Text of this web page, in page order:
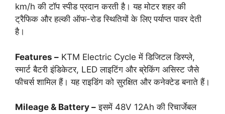
km/h की टॉप स्पीड प्रदान करती है। यह मोटर शहर की
ट्रैफिक और हल्की ऑफ-रोड स्थितियों के लिए पर्याप्त पावर देती
है।
Features – KTM Electric Cycle में डिजिटल डिस्प्ले,
स्मार्ट बैटरी इंडिकेटर, LED लाइटिंग और ब्रेकिंग असिस्ट जैसे
फीचर्स शामिल हैं। यह राइडिंग को सुरक्षित और कनेक्टेड बनाते हैं।
Mileage & Battery – इसमें 48V 12Ah की रिचार्जेबल